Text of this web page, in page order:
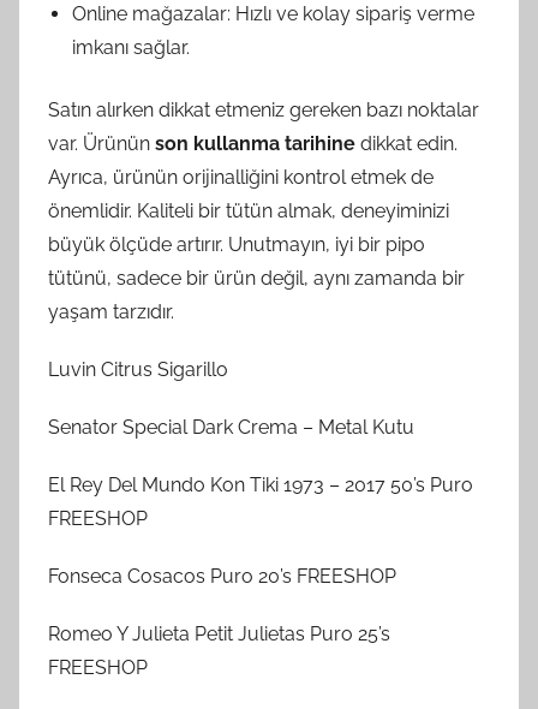
Online mağazalar: Hızlı ve kolay sipariş verme
imkanı sağlar.
Satın alırken dikkat etmeniz gereken bazı noktalar
var. Ürünün son kullanma tarihine dikkat edin.
Ayrıca, ürünün orijinalliğini kontrol etmek de
önemlidir. Kaliteli bir tütün almak, deneyiminizi
büyük ölçüde artırır. Unutmayın, iyi bir pipo
tütünü, sadece bir ürün değil, aynı zamanda bir
yaşam tarzıdır.
Luvin Citrus Sigarillo
Senator Special Dark Crema – Metal Kutu
El Rey Del Mundo Kon Tiki 1973 – 2017 50’s Puro
FREESHOP
Fonseca Cosacos Puro 20’s FREESHOP
Romeo Y Julieta Petit Julietas Puro 25’s
FREESHOP